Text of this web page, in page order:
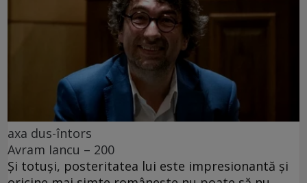
axa dus-întors
Avram Iancu – 200
Și totuși, posteritatea lui este impresionantă și